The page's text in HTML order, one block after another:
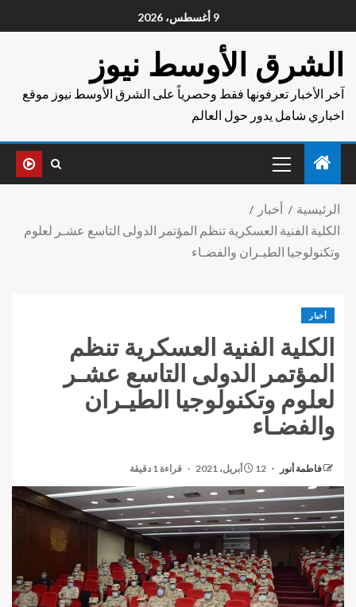
9 أغسطس، 2026
الشرق الأوسط نيوز
آخر الأخبار تعرفونها فقط وحصرياً على الشرق الأوسط نيوز موقع
اخباري شامل يدور حول العالم
الرئيسية
أخبار
الكلية الفنية العسكرية تنظم المؤتمر الدولى التاسع عشـر لعلوم
وتكنولوجيا الطيـران والفضـاء
أخبار
الكلية الفنية العسكرية تنظم
المؤتمر الدولى التاسع عشـر
لعلوم وتكنولوجيا الطيـران
والفضـاء
فاطمة أنور 12 أبريل، 2021 قراءة 1 دقيقة